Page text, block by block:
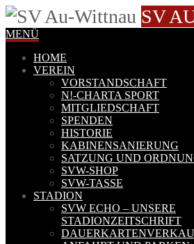
SV
MENÜ
HOME
VEREIN
VORSTANDSCHAFT
N!-CHARTA SPORT
MITGLIEDSCHAFT
SPENDEN
HISTORIE
KABINENSANIERUNG
SATZUNG UND
SVW-SHOP
SVW-TASSE
STADION
SVW ECHO – UNSERE
STADIONZEITSCHRIFT